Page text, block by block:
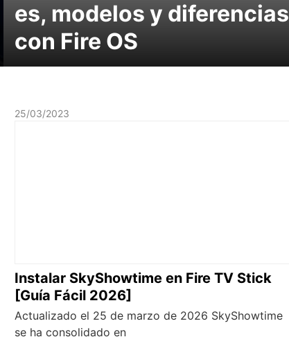
es, modelos y diferencias
con Fire OS
25/03/2023
Instalar SkyShowtime en Fire TV Stick
[Guía Fácil 2026]
Actualizado el 25 de marzo de 2026 SkyShowtime
se ha consolidado en